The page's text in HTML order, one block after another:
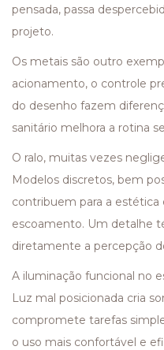
pensada, passa
projeto.
Os metais são outro
acionamento, o controle
do desenho fazem
sanitário melhora a rotina
O ralo, muitas vezes
Modelos discretos, bem
contribuem para a
escoamento. Um detalhe
diretamente a percepção
A iluminação funcional no
Luz mal posicionada cria
compromete tarefas
o uso mais confortável e